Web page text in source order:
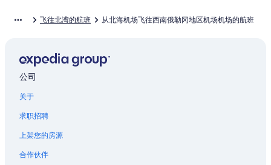
俄勒冈南部海岸的酒店
佛罗伦萨的农业旅游旅馆
佛罗伦萨的家庭旅馆
佛罗伦萨的青年旅舍
位于佛罗伦萨的历史风格酒店
位于佛罗伦萨的浪漫酒店
位于佛罗伦萨的酒庄酒店
飞往北湾的航班 从北海机场飞往西南俄勒冈地区机场机场的航班
公司
关于
求职招聘
上架您的房源
合作伙伴